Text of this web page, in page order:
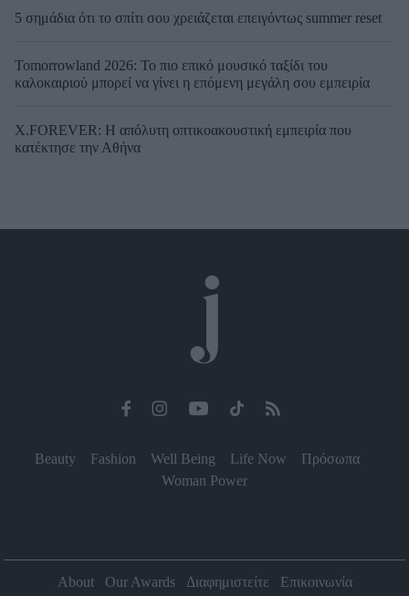
5 σημάδια ότι το σπίτι σου χρειάζεται επειγόντως summer reset
Tomorrowland 2026: Το πιο επικό μουσικό ταξίδι του
καλοκαιριού μπορεί να γίνει η επόμενη μεγάλη σου εμπειρία
X.FOREVER: Η απόλυτη οπτικοακουστική εμπειρία που
κατέκτησε την Αθήνα
Beauty Fashion Well Being Life Now
Πρόσωπα
Woman Power
About Our Awards Διαφημιστείτε Επικοινωνία